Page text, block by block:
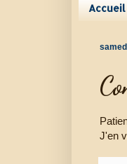
Accueil
J'en